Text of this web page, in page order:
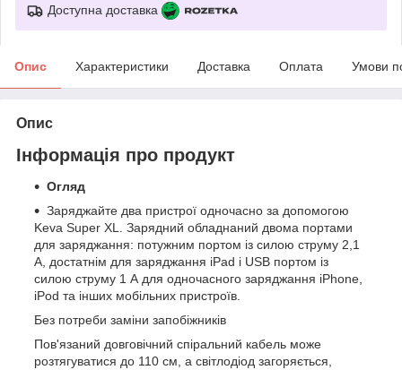
Доступна доставка
Опис Характеристики Доставка Оплата Умови
Опис
Інформація про продукт
Огляд
Заряджайте два пристрої одночасно за допомогою
Keva Super XL. Зарядний обладнаний двома портами
для заряджання: потужним портом із силою струму 2,1
А, достатнім для заряджання iPad і USB портом із
силою струму 1 А для одночасного заряджання iPhone,
iPod та інших мобільних пристроїв.
Без потреби заміни запобіжників
Пов'язаний довговічний спіральний кабель може
розтягуватися до 110 см, а світлодіод загоряється,